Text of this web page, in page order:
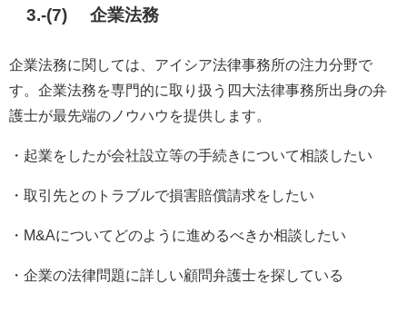
3.-(7) 企業法務
企業法務に関しては、アイシア法律事務所の注力分野で
す。企業法務を専門的に取り扱う四大法律事務所出身の弁
護士が最先端のノウハウを提供します。
・起業をしたが会社設立等の手続きについて相談したい
・取引先とのトラブルで損害賠償請求をしたい
・M&Aについてどのように進めるべきか相談したい
・企業の法律問題に詳しい顧問弁護士を探している